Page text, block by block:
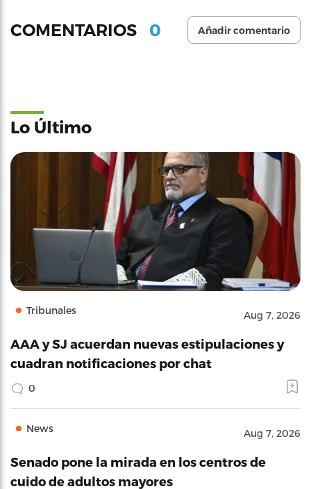
COMENTARIOS 0 Añadir comentario
Lo Último
Tribunales Aug 7, 2026
AAA y SJ acuerdan nuevas estipulaciones y
cuadran notificaciones por chat
0
News Aug 7, 2026
Senado pone la mirada en los centros de
cuido de adultos mayores